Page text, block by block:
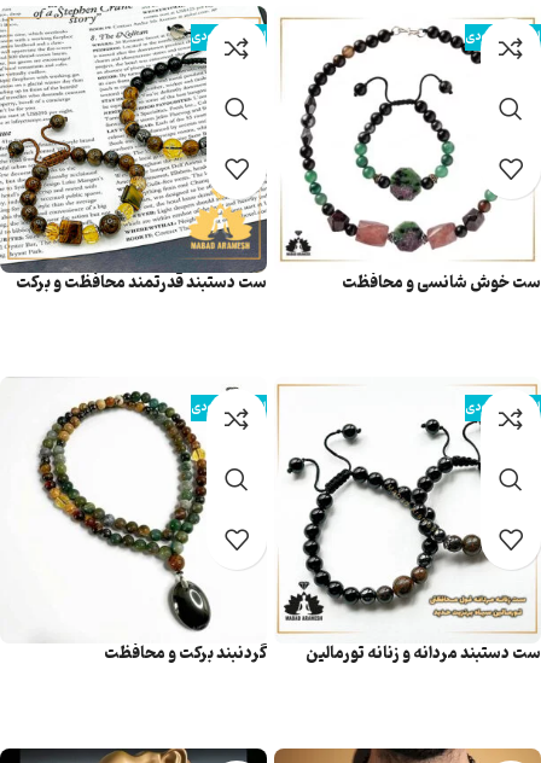
اتمام موجودی
ست خوش شانسی و محافظت
اتمام موجودی
ست دستبند قدرتمند محافظت و برکت
اتمام موجودی
ست دستبند مردانه و زنانه تورمالین
اتمام موجودی
گردنبند برکت و محافظت